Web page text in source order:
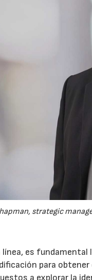
strategic
es
para
a explorar la